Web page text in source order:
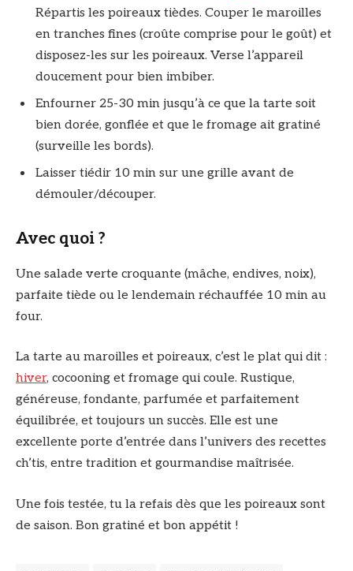
Répartis les poireaux tièdes. Couper le maroilles
en tranches fines (croûte comprise pour le goût) et
disposez-les sur les poireaux. Verse l’appareil
doucement pour bien imbiber.
Enfourner 25-30 min jusqu’à ce que la tarte soit
bien dorée, gonflée et que le fromage ait gratiné
(surveille les bords).
Laisser tiédir 10 min sur une grille avant de
démouler/découper.
Avec quoi ?
Une salade verte croquante (mâche, endives, noix),
parfaite tiède ou le lendemain réchauffée 10 min au
four.
La tarte au maroilles et poireaux, c’est le plat qui dit :
hiver, cocooning et fromage qui coule. Rustique,
généreuse, fondante, parfumée et parfaitement
équilibrée, et toujours un succès. Elle est une
excellente porte d’entrée dans l’univers des recettes
ch’tis, entre tradition et gourmandise maîtrisée.
Une fois testée, tu la refais dès que les poireaux sont
de saison. Bon gratiné et bon appétit !